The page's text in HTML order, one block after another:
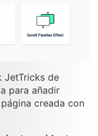
JetTricks de
para añadir
creada con